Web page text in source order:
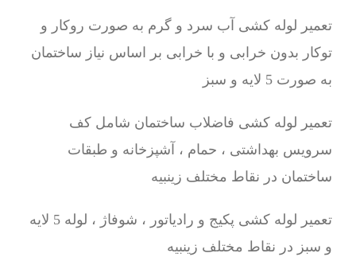
تعمیر لوله کشی آب سرد و گرم به صورت روکار و
توکار بدون خرابی و با خرابی بر اساس نیاز ساختمان
به صورت 5 لایه و سبز
تعمیر لوله کشی فاضلاب ساختمان شامل کف
سرویس بهداشتی ، حمام ، آشپزخانه و طبقات
ساختمان در نقاط مختلف زینبیه
تعمیر لوله کشی پکیج و رادیاتور ، شوفاژ ، لوله 5 لایه
و سبز در نقاط مختلف زینبیه